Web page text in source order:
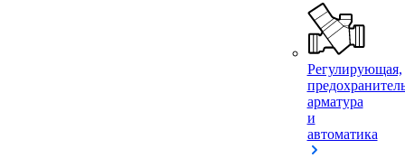
Регулирующая,
арматура
и
автоматика